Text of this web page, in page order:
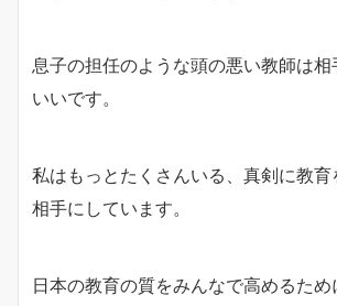
息子の担任のような頭の悪い教師は相
いいです。
私はもっとたくさんいる、真剣に教
相手にしています。
日本の教育の質をみんなで高めるため